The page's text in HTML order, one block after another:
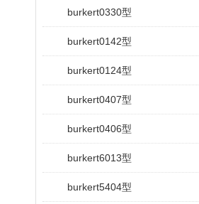
burkert0330型
burkert0142型
burkert0124型
burkert0407型
burkert0406型
burkert6013型
burkert5404型